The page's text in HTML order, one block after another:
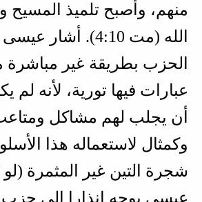
منهم، وأصبح تلميذ المسيح
الله (مت 10‏:4
). أشار عيسى
الحزب بطريقة غير مباشرة
عبارات فيها تورية، لأنه
أن يجلب لهم مشاكل
وكمثال لاستعماله هذا
شجرة التين غير المثمرة (لو 13‏:6‏-9
عيسى يوجه إنذارا إلى حزب